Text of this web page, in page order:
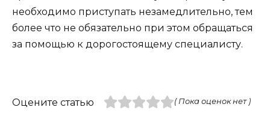
необходимо приступать незамедлительно, тем
более что не обязательно при этом обращаться
за помощью к дорогостоящему специалисту.
Оцените статью ( Пока оценок нет )